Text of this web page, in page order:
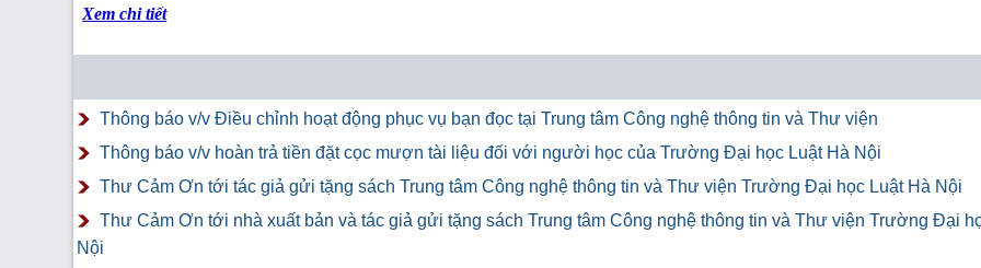
Xem chi tiết
Thông báo v/v Điều chỉnh hoạt động phục vụ bạn đọc tại Trung tâm Công nghệ thông tin và Thư viện
Thông báo v/v hoàn trả tiền đặt cọc mượn tài liệu đối với người học của Trường Đại học Luật Hà Nội
Thư Cảm Ơn tới tác giả gửi tặng sách Trung tâm Công nghệ thông tin và Thư viện Trường Đại học Luật Hà Nội
Thư Cảm Ơn tới nhà xuất bản và tác giả gửi tặng sách Trung tâm Công nghệ thông tin và Thư viện Trường Đại
Nội